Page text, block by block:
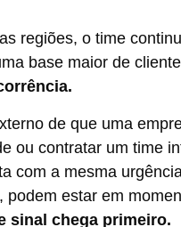
regiões, o time
base maior de
de que uma
ou contratar um time
com a mesma
podem estar em
sinal chega primeiro.